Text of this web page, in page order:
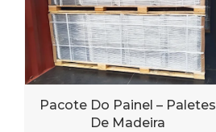
Pacote Do Painel – Paletes
De Madeira